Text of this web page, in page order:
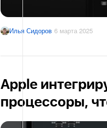
Илья Сидоров 6 марта 2025
Apple
процессоры,